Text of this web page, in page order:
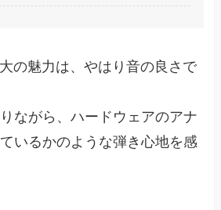
の魅力は、やはり音の良さで
ながら、ハードウェアのアナ
いるかのような弾き心地を感